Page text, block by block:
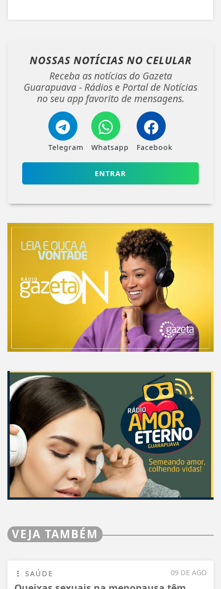
NOSSAS NOTÍCIAS NO CELULAR
Receba as notícias do Gazeta
Guarapuava - Rádios e Portal de Notícias
no seu app favorito de mensagens.
Telegram Whatsapp Facebook
ENTRAR
VEJA TAMBÉM
09 DE AGO
SAÚDE